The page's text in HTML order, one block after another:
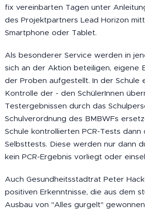
fix vereinbarten Tagen unter
des Projektpartners Lead Horizon
Smartphone oder Tablet.
Als besonderer Service werden in
sich an der Aktion beteiligen, eigene
der Proben aufgestellt. In der Schule
Kontrolle der - den SchülerInnen
Testergebnissen durch das
Schulverordnung des BMBWFs
Schule kontrollierten PCR-Tests dann
Selbsttests. Diese werden nur dann
kein PCR-Ergebnis vorliegt oder
Auch Gesundheitsstadtrat Peter
positiven Erkenntnisse, die aus dem
Ausbau von "Alles gurgelt"